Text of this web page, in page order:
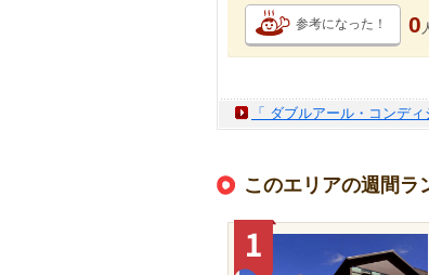
参考になった！ 0
「 ダブルアール・コンデ
このエリアの週間ラ